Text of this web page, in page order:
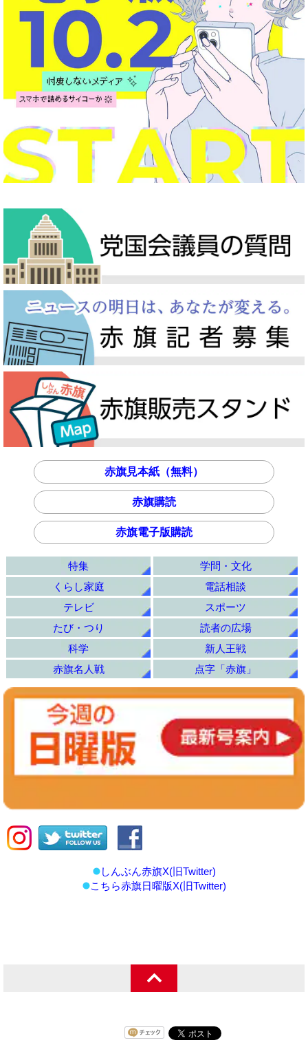
赤旗見本紙（無料）
赤旗購読
赤旗電子版購読
特集
学問・文化
くらし家庭
電話相談
テレビ
スポーツ
たび・つり
読者の広場
科学
新人王戦
赤旗名人戦
点字「赤旗」
しんぶん赤旗X(旧Twitter)
こちら赤旗日曜版X(旧Twitter)